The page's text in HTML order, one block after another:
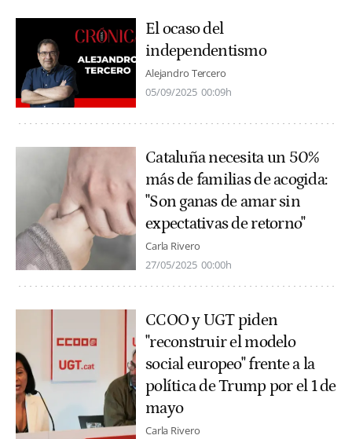
El ocaso del
independentismo
Alejandro Tercero
05/09/2025 00:09h
Cataluña necesita un 50%
más de familias de acogida:
"Son ganas de amar sin
expectativas de retorno"
Carla Rivero
27/05/2025 00:00h
CCOO y UGT piden
"reconstruir el modelo
social europeo" frente a la
política de Trump por el 1 de
mayo
Carla Rivero